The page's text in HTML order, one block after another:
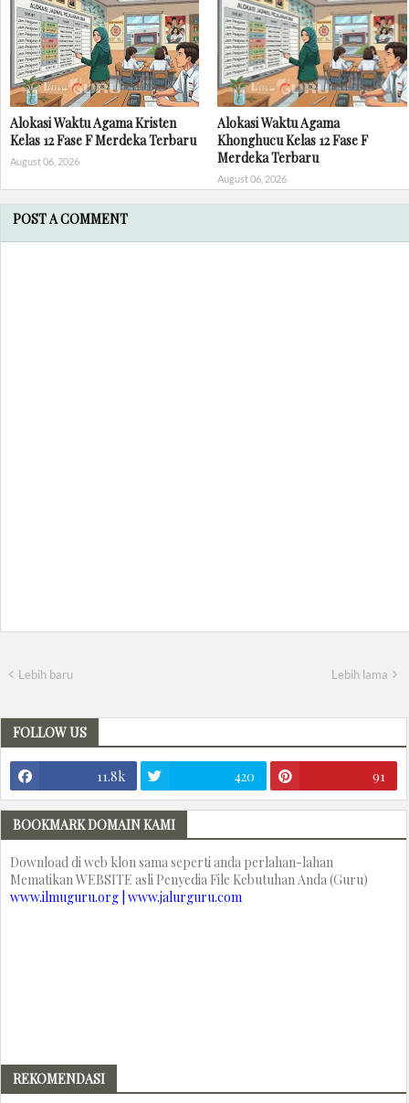
Alokasi Waktu Agama Kristen
Kelas 12 Fase F Merdeka Terbaru
August 06, 2026
Alokasi Waktu Agama
Khonghucu Kelas 12 Fase F
Merdeka Terbaru
August 06, 2026
POST A COMMENT
Lebih baru Lebih lama
FOLLOW US
11.8k 420 91
BOOKMARK DOMAIN KAMI
Download di web klon sama seperti anda perlahan-lahan
Mematikan WEBSITE asli Penyedia File Kebutuhan Anda (Guru)
www.ilmuguru.org | www.jalurguru.com
REKOMENDASI